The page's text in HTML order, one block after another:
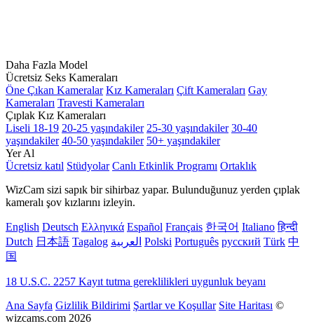
Daha Fazla Model
Ücretsiz Seks Kameraları
Öne Çıkan Kameralar Kız Kameraları Çift Kameraları Gay
Kameraları Travesti Kameraları
Çıplak Kız Kameraları
Liseli 18-19 20-25 yaşındakiler 25-30 yaşındakiler 30-40
yaşındakiler 40-50 yaşındakiler 50+ yaşındakiler
Yer Al
Ücretsiz katıl Stüdyolar Canlı Etkinlik Programı Ortaklık
WizCam sizi sapık bir sihirbaz yapar. Bulunduğunuz yerden çıplak
kameralı şov kızlarını izleyin.
English Deutsch Ελληνικά Español Français 한국어 Italiano हिन्दी
Dutch 日本語 Tagalog العربية Polski Português русский Türk 中
国
18 U.S.C. 2257 Kayıt tutma gereklilikleri uygunluk beyanı
Ana Sayfa Gizlilik Bildirimi Şartlar ve Koşullar Site Haritası ©
wizcams.com 2026